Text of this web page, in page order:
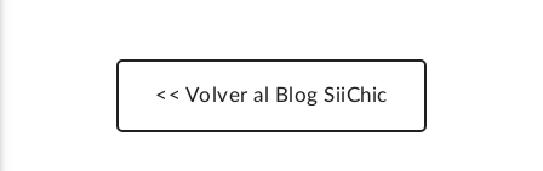
<< Volver al Blog SiiChic